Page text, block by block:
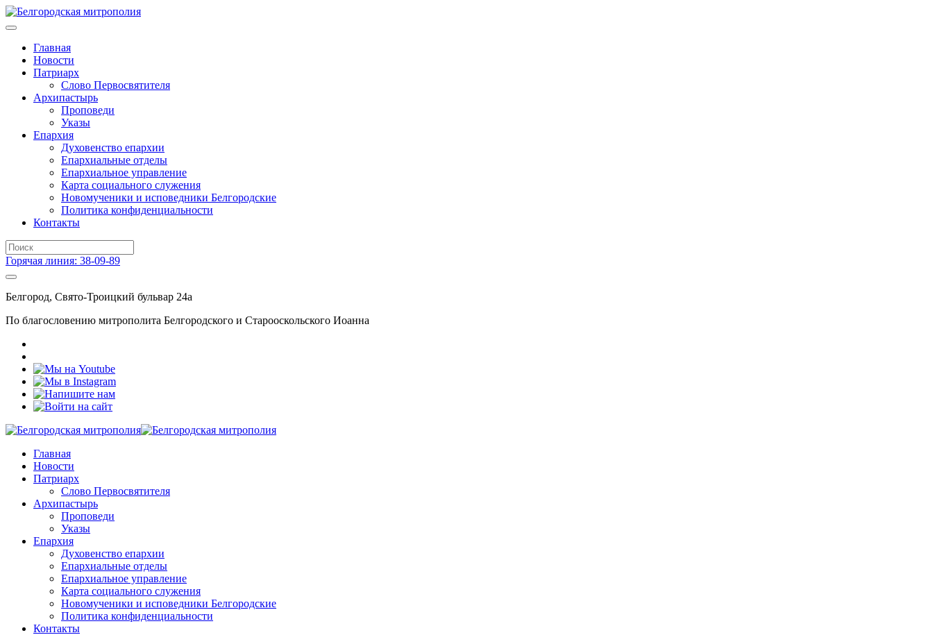
Главная
Новости
Патриарх
Слово Первосвятителя
Архипастырь
Проповеди
Указы
Епархия
Духовенство епархии
Епархиальные отделы
Епархиальное управление
Карта социального служения
Новомученики и исповедники Белгородские
Политика конфиденциальности
Контакты
Горячая линия: 38-09-89
Белгород, Свято-Троицкий бульвар 24а
По благословению митрополита Белгородского и Старооскольского Иоанна
Главная
Новости
Патриарх
Слово Первосвятителя
Архипастырь
Проповеди
Указы
Епархия
Духовенство епархии
Епархиальные отделы
Епархиальное управление
Карта социального служения
Новомученики и исповедники Белгородские
Политика конфиденциальности
Контакты